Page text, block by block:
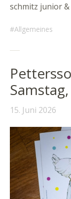
schmitz junior
Allgemeines
15. Juni 2026